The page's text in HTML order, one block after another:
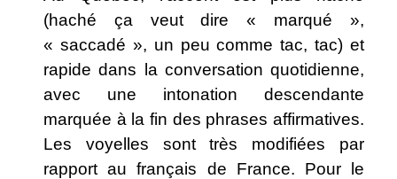
(haché ça veut dire « marqué »,
« saccadé », un peu comme tac, tac) et
rapide dans la conversation quotidienne,
avec une intonation descendante
marquée à la fin des phrases affirmatives.
Les voyelles sont très modifiées par
rapport au français de France. Pour le